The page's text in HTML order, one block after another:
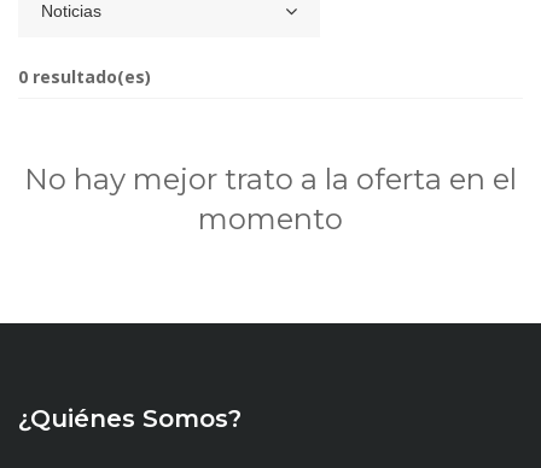
Noticias
0 resultado(es)
No hay mejor trato a la oferta en el
momento
¿Quiénes Somos?